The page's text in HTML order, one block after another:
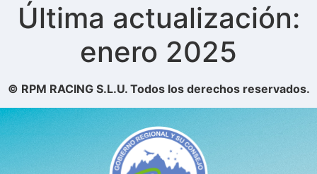
Última actualización:
enero 2025
© RPM RACING S.L.U. Todos los derechos reservados.